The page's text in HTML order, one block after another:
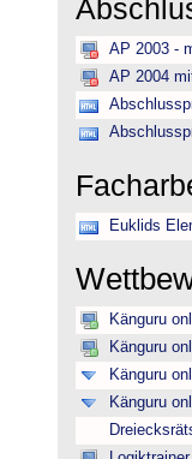
AP 2003 -
AP 2004
Euklids
Känguru
Känguru
Känguru
Känguru